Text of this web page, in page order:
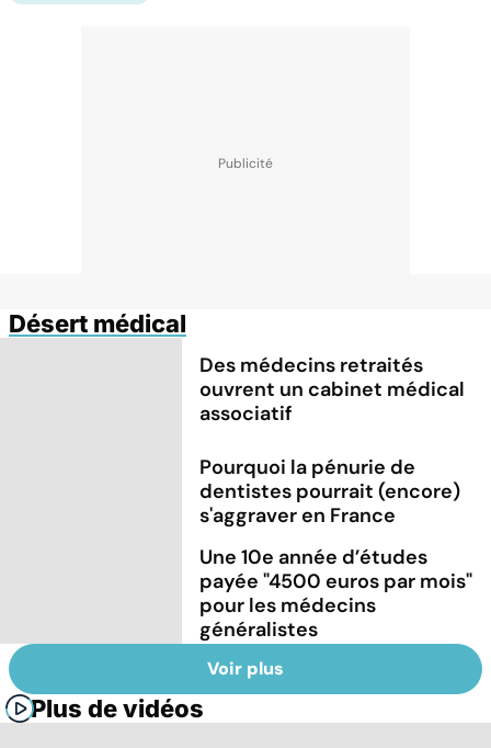
Désert médical
Des médecins retraités
ouvrent un cabinet médical
associatif
Pourquoi la pénurie de
dentistes pourrait (encore)
s'aggraver en France
Une 10e année d’études
payée "4500 euros par mois"
pour les médecins
généralistes
Voir plus
Plus de vidéos